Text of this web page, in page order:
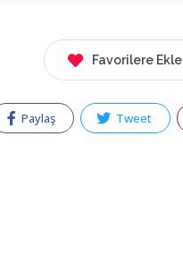
Favorilere Ekle
Paylaş Tweet